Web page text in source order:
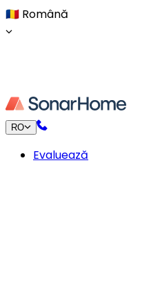
🇷🇴 Română
RO
Evaluează